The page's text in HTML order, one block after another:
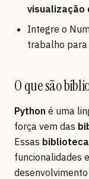
visualização
Integre o
trabalho para
O que são
Python é uma
força vem das
Essas
funcionalidades